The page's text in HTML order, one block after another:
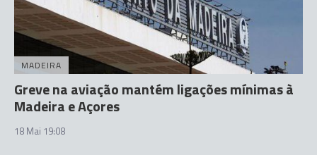
MADEIRA
Greve na aviação mantém ligações mínimas à
Madeira e Açores
18 Mai 19:08